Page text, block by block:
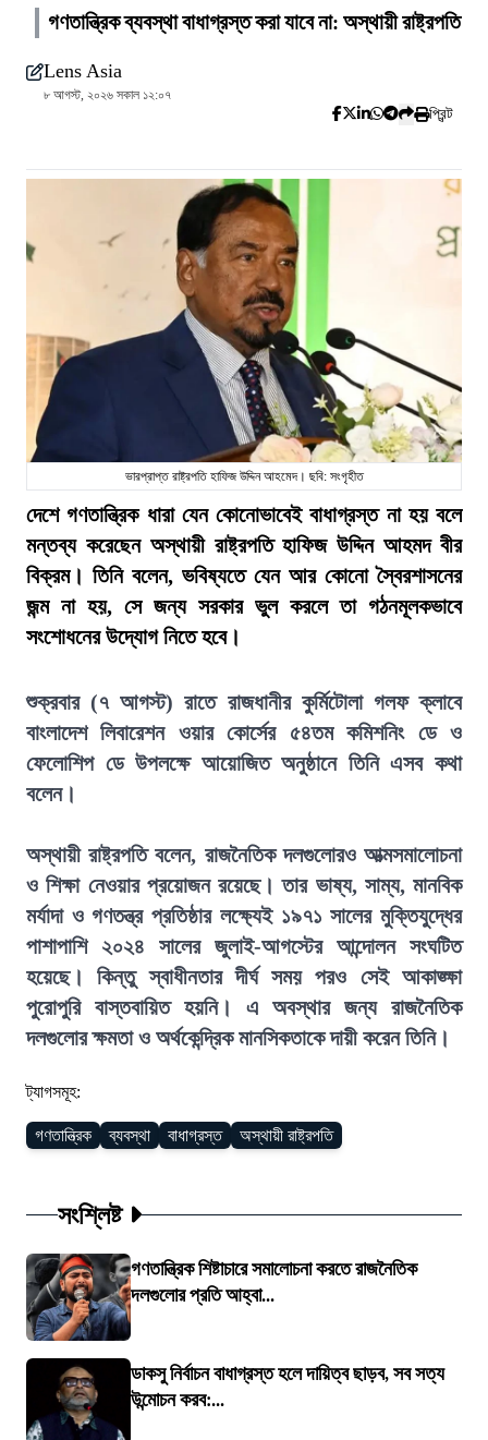
গণতান্ত্রিক ব্যবস্থা বাধাগ্রস্ত করা যাবে না: অস্থায়ী রাষ্ট্রপতি
Lens Asia
৮ আগস্ট, ২০২৬ সকাল ১২:০৭
প্রিন্ট
ভারপ্রাপ্ত রাষ্ট্রপতি হাফিজ উদ্দিন আহমেদ। ছবি: সংগৃহীত
দেশে গণতান্ত্রিক ধারা যেন কোনোভাবেই বাধাগ্রস্ত না হয় বলে
মন্তব্য করেছেন অস্থায়ী রাষ্ট্রপতি হাফিজ উদ্দিন আহমদ বীর
বিক্রম। তিনি বলেন, ভবিষ্যতে যেন আর কোনো স্বৈরশাসনের
জন্ম না হয়, সে জন্য সরকার ভুল করলে তা গঠনমূলকভাবে
সংশোধনের উদ্যোগ নিতে হবে।
শুক্রবার (৭ আগস্ট) রাতে রাজধানীর কুর্মিটোলা গলফ ক্লাবে
বাংলাদেশ লিবারেশন ওয়ার কোর্সের ৫৪তম কমিশনিং ডে ও
ফেলোশিপ ডে উপলক্ষে আয়োজিত অনুষ্ঠানে তিনি এসব কথা
বলেন।
অস্থায়ী রাষ্ট্রপতি বলেন, রাজনৈতিক দলগুলোরও আত্মসমালোচনা
ও শিক্ষা নেওয়ার প্রয়োজন রয়েছে। তার ভাষ্য, সাম্য, মানবিক
মর্যাদা ও গণতন্ত্র প্রতিষ্ঠার লক্ষ্যেই ১৯৭১ সালের মুক্তিযুদ্ধের
পাশাপাশি ২০২৪ সালের জুলাই-আগস্টের আন্দোলন সংঘটিত
হয়েছে। কিন্তু স্বাধীনতার দীর্ঘ সময় পরও সেই আকাঙ্ক্ষা
পুরোপুরি বাস্তবায়িত হয়নি। এ অবস্থার জন্য রাজনৈতিক
দলগুলোর ক্ষমতা ও অর্থকেন্দ্রিক মানসিকতাকে দায়ী করেন তিনি।
ট্যাগসমূহ:
গণতান্ত্রিক ব্যবস্থা বাধাগ্রস্ত অস্থায়ী রাষ্ট্রপতি
সংশ্লিষ্ট
গণতান্ত্রিক শিষ্টাচারে সমালোচনা করতে রাজনৈতিক
দলগুলোর প্রতি আহ্বা...
ডাকসু নির্বাচন বাধাগ্রস্ত হলে দায়িত্ব ছাড়ব, সব সত্য
উন্মোচন করব:...